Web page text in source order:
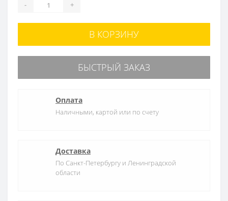
- +
В КОРЗИНУ
БЫСТРЫЙ ЗАКАЗ
Оплата
Наличными, картой или по счету
Доставка
По Санкт-Петербургу и Ленинградской
области